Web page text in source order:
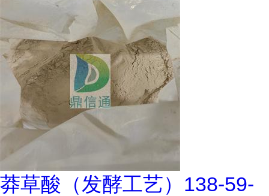
莽草酸（发酵工艺）138-59-